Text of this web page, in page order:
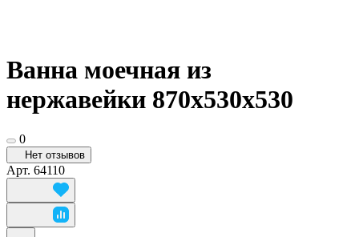
Ванна моечная из
нержавейки 870x530x530
0
Нет отзывов
Арт. 64110